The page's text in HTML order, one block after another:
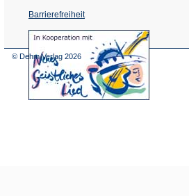
Barrierefreiheit
(Öffnet
in
© Dehm Verlag 2026